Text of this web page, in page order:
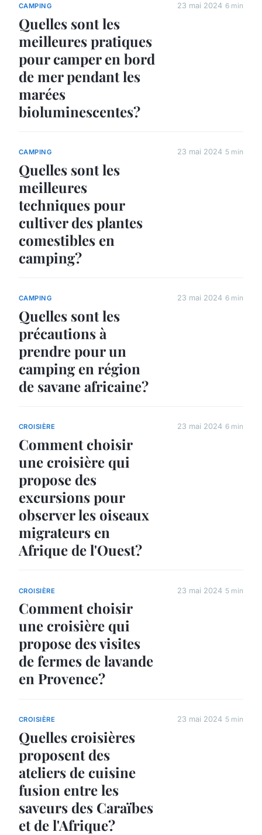
CAMPING
Quelles sont les
meilleures pratiques
pour camper en bord
de mer pendant les
marées
bioluminescentes?
23 mai 2024 6 min
CAMPING
Quelles sont les
meilleures
techniques pour
cultiver des plantes
comestibles en
camping?
23 mai 2024 5 min
CAMPING
Quelles sont les
précautions à
prendre pour un
camping en région
de savane africaine?
23 mai 2024 6 min
CROISIÈRE
Comment choisir
une croisière qui
propose des
excursions pour
observer les oiseaux
migrateurs en
Afrique de l'Ouest?
23 mai 2024 6 min
CROISIÈRE
Comment choisir
une croisière qui
propose des visites
de fermes de lavande
en Provence?
23 mai 2024 5 min
CROISIÈRE
Quelles croisières
proposent des
ateliers de cuisine
fusion entre les
saveurs des Caraïbes
et de l'Afrique?
23 mai 2024 5 min